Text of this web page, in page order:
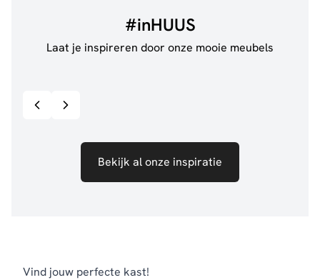
#inHUUS
Laat je inspireren door onze mooie meubels
Bekijk al onze inspiratie
Vind jouw perfecte kast!